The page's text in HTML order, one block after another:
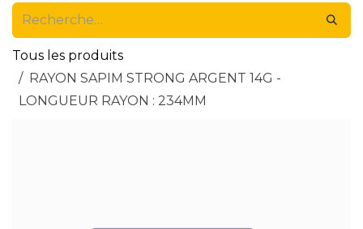
Tous les produits
RAYON SAPIM STRONG ARGENT 14G -
LONGUEUR RAYON : 234MM